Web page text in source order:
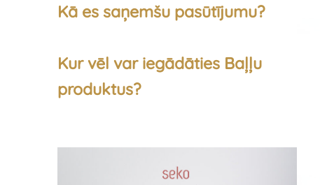
Kā es saņemšu pasūtījumu?
Kur vēl var iegādāties Baļļu
produktus?